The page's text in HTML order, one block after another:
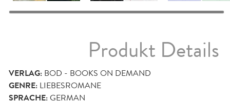
Produkt Details
VERLAG: BOD - BOOKS ON DEMAND
GENRE: LIEBESROMANE
SPRACHE:GERMAN